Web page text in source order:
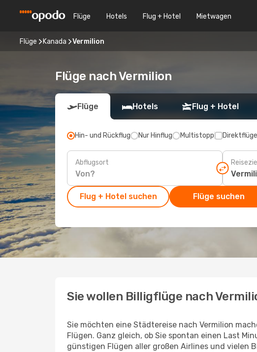
Flüge Hotels Flug + Hotel Mietwagen
Flüge Kanada Vermilion
Flüge nach Vermilion
Flüge Hotels Flug + Hotel
Hin- und Rückflug Nur Hinflug Multistopp Direktflüge
Abflugsort Reiseziel
Flug + Hotel suchen Flüge suchen
Sie wollen Billigflüge nach
Sie möchten eine Städtereise nach Vermilion
Flügen. Ganz gleich, ob Sie spontan einen Last
günstigen Flügen aller großen Airlines und vielen